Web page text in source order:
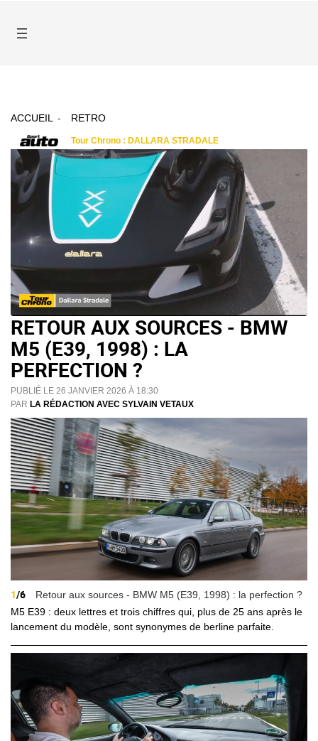
ACCUEIL RETRO
RETOUR AUX SOURCES - BMW
M5 (E39, 1998) : LA
PERFECTION ?
PUBLIÉ LE 26 JANVIER 2026 À 18:30
PAR LA RÉDACTION AVEC SYLVAIN VETAUX
1/6
Retour aux sources - BMW M5 (E39, 1998) : la perfection ?
M5 E39 : deux lettres et trois chiffres qui, plus de 25 ans après le
lancement du modèle, sont synonymes de berline parfaite.